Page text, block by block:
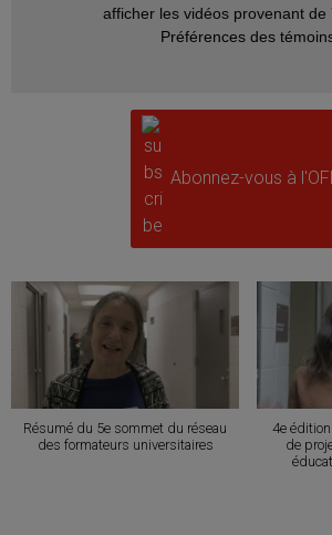
afficher les vidéos provenant de
Préférences des
Abonnez-vous à
Résumé du 5e sommet du réseau
des formateurs universitaires
4e
de